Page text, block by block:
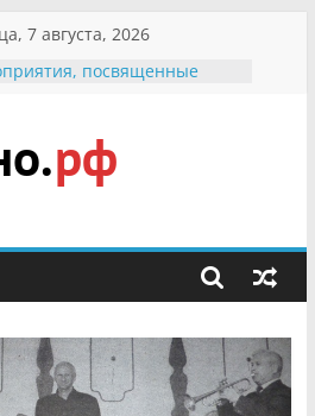
7 августа, 2026
посвященные
Инжавинского округа»
Великой
фронтовичке
в сети Интернет
«Сохраним
Воронинского
родились крапчатые